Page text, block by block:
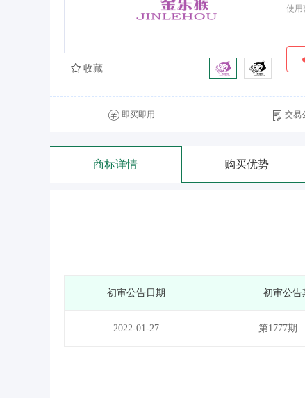
使用
收藏
即买即用 交易
商标详情 购买优势
初审公告日期 初审公告
2022-01-27 第1777期